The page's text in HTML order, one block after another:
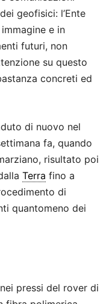
geofisici: l’Ente
e in
futuri, non
su questo
concreti ed
di nuovo nel
fa, quando
risultato poi
Terra fino a
di
quantomeno dei
pressi del rover di